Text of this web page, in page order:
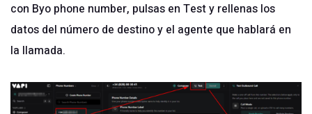
con Byo phone number, pulsas en Test y rellenas los
datos del número de destino y el agente que hablará en
la llamada.